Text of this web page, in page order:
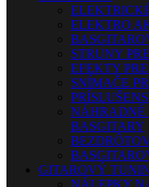
ELEKTRO
STRUNY
EFEKTY
SNÍMAČE
NÁHRADNÉ
BASGITARY
GITAROVÝ
NÁLEPKY